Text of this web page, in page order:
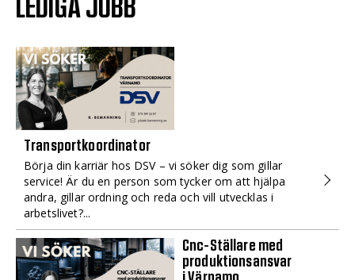
LEDIGA JOBB
Transportkoordinator
Börja din karriär hos DSV – vi söker dig som gillar
service! Är du en person som tycker om att hjälpa
andra, gillar ordning och reda och vill utvecklas i
arbetslivet?...
Cnc-Ställare med
produktionsansvar